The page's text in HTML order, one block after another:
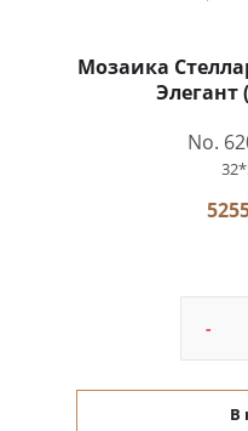
Мозаика
Элегант
No.
-
В